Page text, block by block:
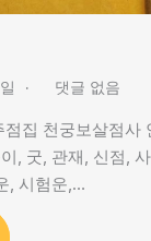
댓글 없음
집 천궁보살점사
, 굿, 관재, 신점,
, 시험운,…